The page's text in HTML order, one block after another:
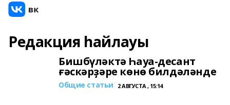
Редакция һайлауы
Бишбүләктә Һауа-десант
ғәскәрҙәре көнө билдәләнде
Общие статьи 2 АВГУСТА , 15:14